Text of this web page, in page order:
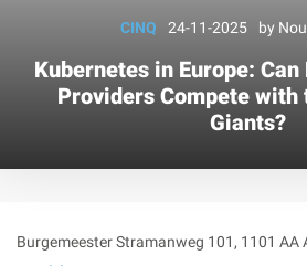
CINQ 24-11-2025 by
Kubernetes in Europe: Can
Providers Compete with
Giants?
Burgemeester Stramanweg 101 , 1101 AA